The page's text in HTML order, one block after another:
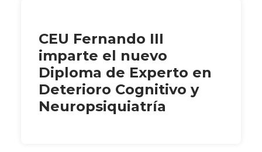
CEU Fernando III
imparte el nuevo
Diploma de Experto en
Deterioro Cognitivo y
Neuropsiquiatría